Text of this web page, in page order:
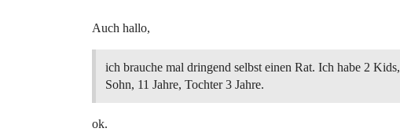
Auch hallo,
ich brauche mal dringend selbst einen Rat. Ich habe 2 Kids,
Sohn, 11 Jahre, Tochter 3 Jahre.
ok.